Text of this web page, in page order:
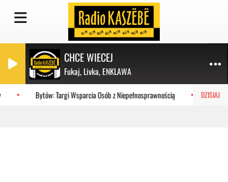
CHCE WIECEJ
Fukaj, Livka, ENKLAWA
DZISIAJ
Bytów: Targi Wsparcia Osób z Niepełnosprawnością Port